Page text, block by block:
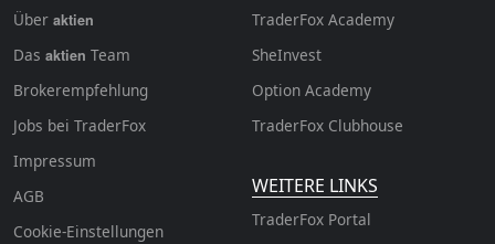
Über aktien
Das aktien Team
Brokerempfehlung
Jobs bei TraderFox
Impressum
AGB
Cookie-Einstellungen
TraderFox Academy
SheInvest
Option Academy
TraderFox Clubhouse
WEITERE LINKS
TraderFox Portal